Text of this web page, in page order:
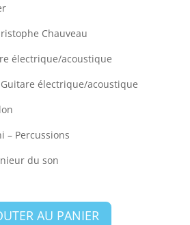
Chauveau
électrique/acoustique
électrique/acoustique
– Percussions
du son
AU PANIER